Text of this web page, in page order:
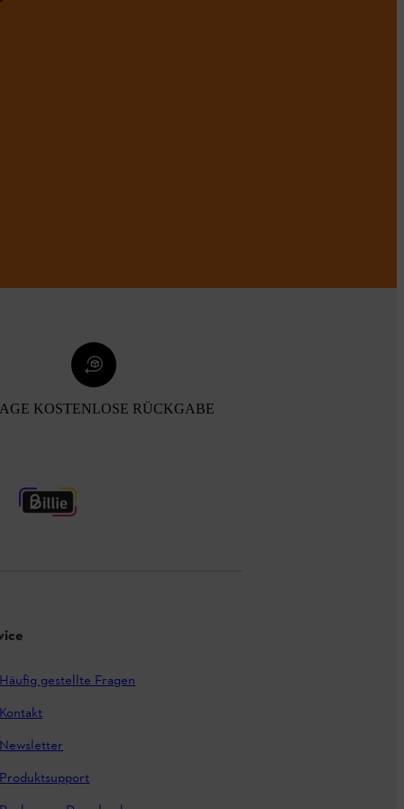
KOSTENLOSE RÜCKGABE
Häufig gestellte Fragen
Kontakt
Newsletter
Produktsupport